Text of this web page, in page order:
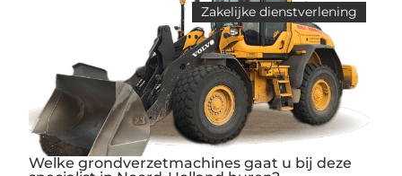
Zakelijke dienstverlening
Welke grondverzetmachines gaat u bij deze